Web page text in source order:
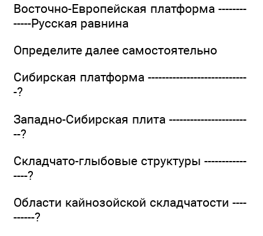
Восточно-Европейская платформа --------
-----Русская равнина
Определите далее самостоятельно
Сибирская платформа ----------------------------
-?
Западно-Сибирская плита ----------------------
--?
Складчато-глыбовые структуры ------------
----?
Области кайнозойской складчатости ----
------?